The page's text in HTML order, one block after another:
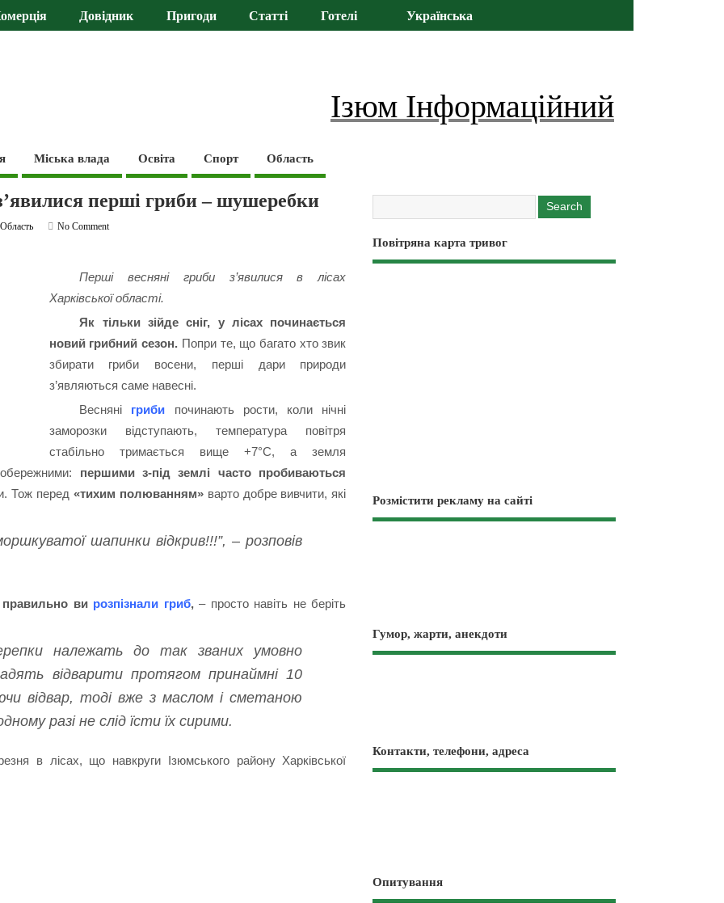
Довідник Пригоди Статті Готелі Українська
Ізюм Інформаційний
Міська влада Освіта Спорт Область
перші гриби – шушеребки
Область
No Comment
Перші весняні гриби з’явилися в лісах
Харківської області.
Як тільки зійде сніг, у лісах починається
новий грибний сезон. Попри те, що багато хто звик
збирати гриби восени, перші дари природи
з’являються саме навесні.
Весняні гриби починають рости, коли нічні
заморозки відступають, температура повітря
стабільно тримається вище +7°C, а земля
першими з-під землі часто пробиваються
Тож перед«тихим полюванням»варто добре вивчити, які
шапинки відкрив!!!”, – розповів
ви розпізнали гриб,– просто навіть не беріть
належать до так званих умовно
відварити протягом принаймні 10
відвар, тоді вже з маслом і сметаною
разі не слід їсти їх сирими.
в лісах, що навкруги Ізюмського району Харківської
Повітряна карта тривог
Розмістити рекламу на сайті
Гумор, жарти, анекдоти
Контакти, телефони, адреса
Опитування